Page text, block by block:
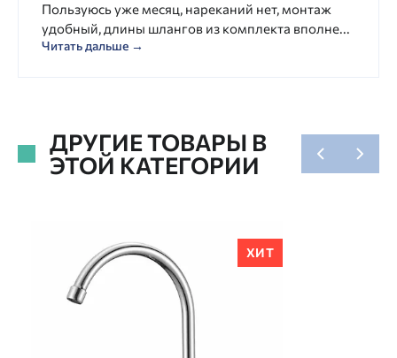
Пользуюсь уже месяц, нареканий нет, монтаж
удобный, длины шлангов из комплекта вполне...
Читать дальше →
ДРУГИЕ ТОВАРЫ В
ЭТОЙ КАТЕГОРИИ
ХИТ